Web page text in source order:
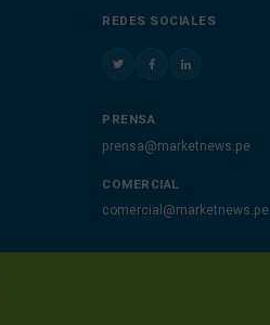
REDES SOCIALES
PRENSA
prensa@marketnews.pe
COMERCIAL
comercial@marketnews.pe